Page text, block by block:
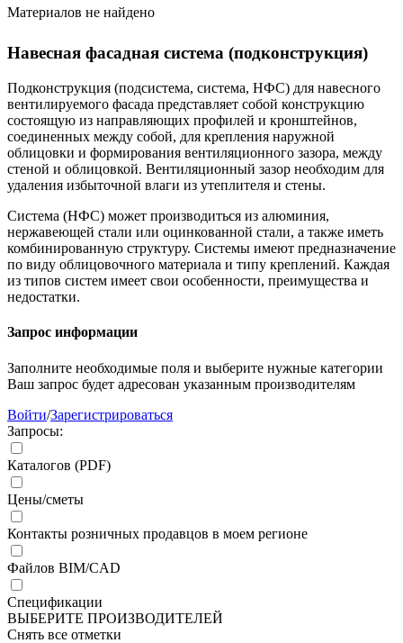
Материалов не найдено
Навесная фасадная система (подконструкция)
Подконструкция (подсистема, система, НФС) для навесного
вентилируемого фасада представляет собой конструкцию
состоящую из направляющих профилей и кронштейнов,
соединенных между собой, для крепления наружной
облицовки и формирования вентиляционного зазора, между
стеной и облицовкой. Вентиляционный зазор необходим для
удаления избыточной влаги из утеплителя и стены.
Система (НФС) может производиться из алюминия,
нержавеющей стали или оцинкованной стали, а также иметь
комбинированную структуру. Системы имеют предназначение
по виду облицовочного материала и типу креплений. Каждая
из типов систем имеет свои особенности, преимущества и
недостатки.
Запрос информации
Заполните необходимые поля и выберите нужные категории
Ваш запрос будет адресован указанным производителям
Войти/Зарегистрироваться
Запросы:
Каталогов (PDF)
Цены/сметы
Контакты розничных продавцов в моем регионе
Файлов BIM/CAD
Спецификации
ВЫБЕРИТЕ ПРОИЗВОДИТЕЛЕЙ
Снять все отметки